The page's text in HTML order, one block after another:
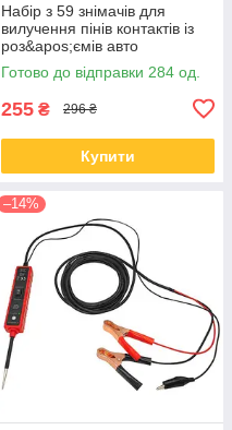
Набір з 59 знімачів для
вилучення пінів контактів із
роз&apos;ємів авто
Готово до відправки 284 од.
255 ₴ 296 ₴
Купити
–14%